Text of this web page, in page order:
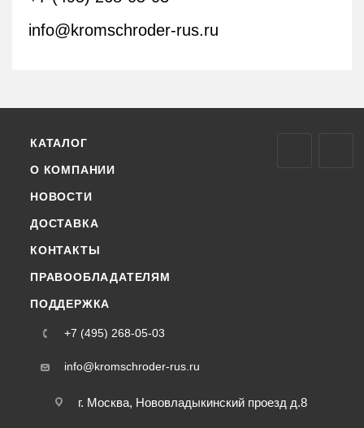
info@kromschroder-rus.ru
КАТАЛОГ
О КОМПАНИИ
НОВОСТИ
ДОСТАВКА
КОНТАКТЫ
ПРАВООБЛАДАТЕЛЯМ
ПОДДЕРЖКА
+7 (495) 268-05-03
info@kromschroder-rus.ru
г. Москва, Нововладыкинский проезд д.8